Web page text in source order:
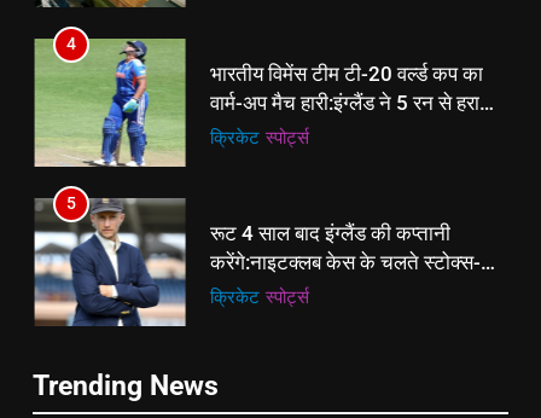
4
भारतीय विमेंस टीम टी-20 वर्ल्ड कप का
वार्म-अप मैच हारी:इंग्लैंड ने 5 रन से हराया;
ऋचा घोष की फिफ्टी बेकार
क्रिकेट ‎स्पोर्ट्स
5
रूट 4 साल बाद इंग्लैंड की कप्तानी
करेंगे:नाइटक्लब केस के चलते स्टोक्स-
एटकिंसन दूसरे टेस्ट से बाहर; आर्चर की
क्रिकेट ‎स्पोर्ट्स
अररिया में ‘जीरो ऑफिस डे’ अभियान
Trending News
5
रूट 4 साल बाद इंग्लैंड की कप्तानी